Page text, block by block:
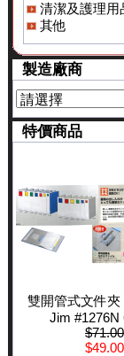
清潔及護理用
其他
製造廠商
特價商品
雙開管式文件夾
Jim #1276N
$71.00
$49.00